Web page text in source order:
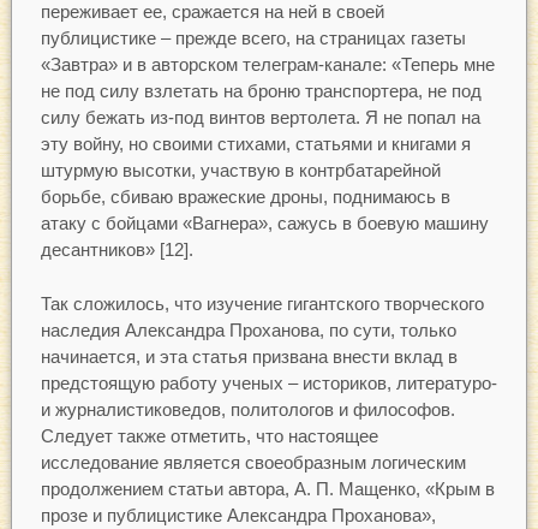
переживает ее, сражается на ней в своей
публицистике – прежде всего, на страницах газеты
«Завтра» и в авторском телеграм-канале: «Теперь мне
не под силу взлетать на броню транспортера, не под
силу бежать из-под винтов вертолета. Я не попал на
эту войну, но своими стихами, статьями и книгами я
штурмую высотки, участвую в контрбатарейной
борьбе, сбиваю вражеские дроны, поднимаюсь в
атаку с бойцами «Вагнера», сажусь в боевую машину
десантников» [12].
Так сложилось, что изучение гигантского творческого
наследия Александра Проханова, по сути, только
начинается, и эта статья призвана внести вклад в
предстоящую работу ученых – историков, литературо-
и журналистиковедов, политологов и философов.
Следует также отметить, что настоящее
исследование является своеобразным логическим
продолжением статьи автора, А. П. Мащенко, «Крым в
прозе и публицистике Александра Проханова»,